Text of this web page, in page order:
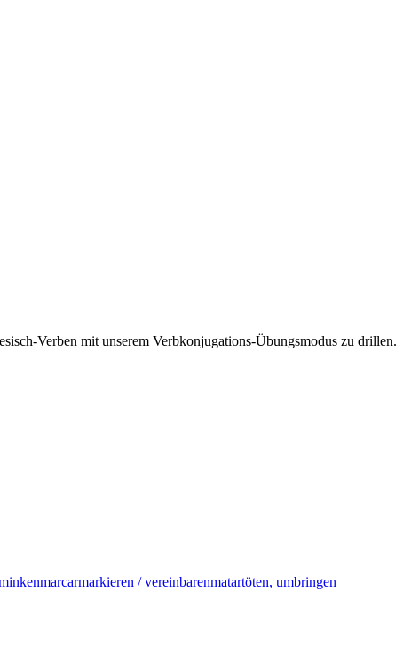
Verben mit unserem Verbkonjugations-Übungsmodus zu drillen.
marcarmarkieren / vereinbarenmatartöten, umbringen